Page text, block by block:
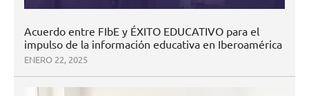
Acuerdo entre FIbE y ÉXITO EDUCATIVO para el
impulso de la información educativa en Iberoamérica
ENERO 22, 2025